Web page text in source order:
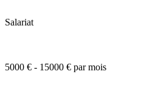
Salariat
5000 € - 15000 € par mois